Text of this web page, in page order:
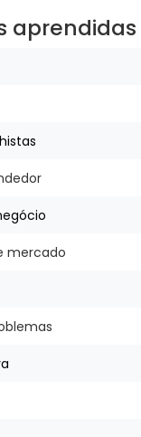
aprendidas
mercado